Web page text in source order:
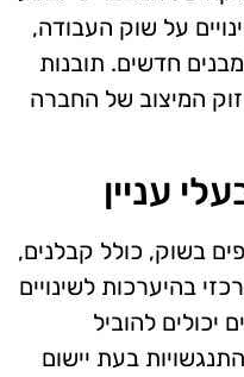
על שוק העבודה,
חדשים. תובנות
המיצוב של החברה
עניין
בשוק, כולל קבלנים,
בהיערכות לשינויים
יכולים להוביל
בעת יישום